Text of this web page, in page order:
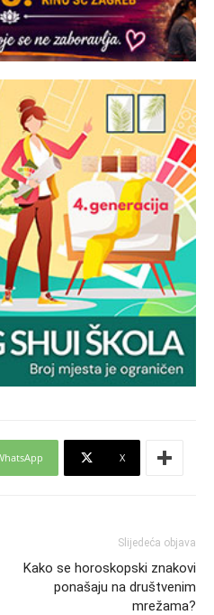
X
Slijedeća objava
Kako se horoskopski znakovi
ponašaju na društvenim
mrežama?